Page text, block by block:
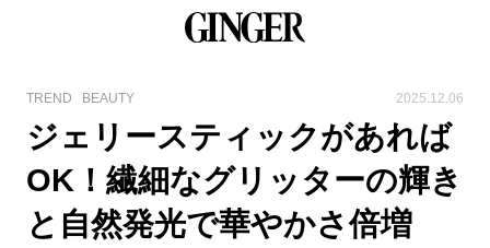
TREND BEAUTY 2025.12.06
ジェリースティックがあれば
OK！繊細なグリッターの輝き
と自然発光で華やかさ倍増